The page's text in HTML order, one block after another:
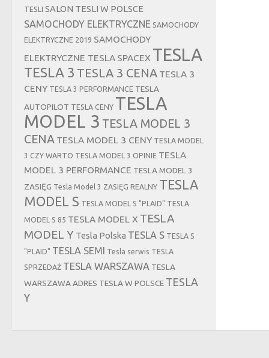
TESLI
SALON TESLI W POLSCE
SAMOCHODY ELEKTRYCZNE SAMOCHODY
ELEKTRYCZNE 2019 SAMOCHODY
ELEKTRYCZNE TESLA SPACEX TESLA
TESLA 3 TESLA 3 CENA TESLA 3
CENY TESLA 3 PERFORMANCE TESLA
AUTOPILOT TESLA CENY TESLA
MODEL 3 TESLA MODEL 3
CENA TESLA MODEL 3 CENY TESLA MODEL
3 CZY WARTO TESLA MODEL 3 OPINIE TESLA
MODEL 3 PERFORMANCE TESLA MODEL 3
ZASIĘG Tesla Model 3 ZASIĘG REALNY TESLA
MODEL S TESLA MODEL S "PLAID" TESLA
MODEL S 85 TESLA MODEL X TESLA
MODEL Y Tesla Polska TESLA S TESLA S
"PLAID" TESLA SEMI Tesla serwis TESLA
SPRZEDAŻ TESLA WARSZAWA TESLA
WARSZAWA ADRES TESLA W POLSCE TESLA
Y